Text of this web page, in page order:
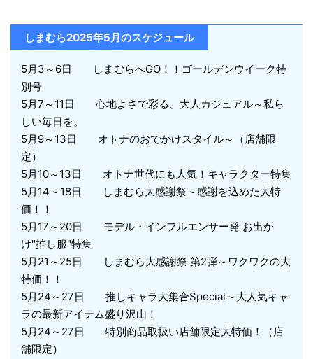
しまむら2025年5月のスケジュール
5月3～6日 しまむらへGO！！ゴールデンウイーク特
別号
5月7～11日 心地よさで彩る、大人カジュアル～私ら
しい毎日を。
5月9～13日 オトナのおでかけスタイル～（店舗限
定）
5月10～13日 オトナ世代にも人気！キャラクター特集
5月14～18日 しまむら大感謝祭～感謝を込めた大特
価！！
5月17～20日 モデル・インフルエンサー発 お出か
け"推し服"特集
5月21～25日 しまむら大感謝祭 第2弾～ワクワクの大
特価！！
5月24～27日 推しキャラ大集合Special～大人気キャ
ラの最新アイテム盛り沢山！
5月24～27日 特別商品取扱い店舗限定大特価！（店
舗限定）